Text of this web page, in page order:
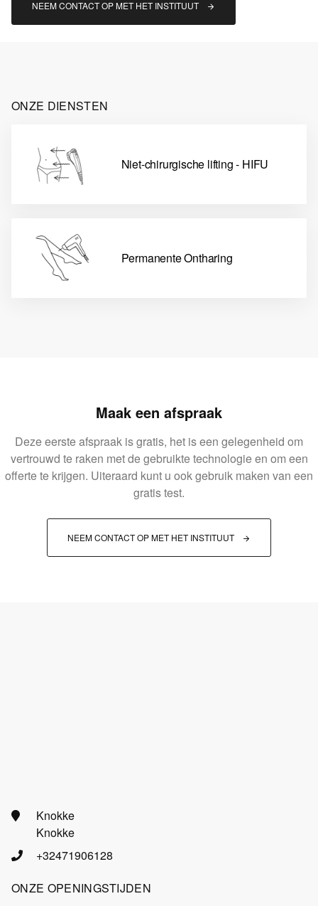
NEEM CONTACT OP MET HET INSTITUUT
ONZE DIENSTEN
Niet-chirurgische lifting - HIFU
Permanente Ontharing
Maak een afspraak
Deze eerste afspraak is gratis, het is een gelegenheid om
vertrouwd te raken met de gebruikte technologie en om een
offerte te krijgen. Uiteraard kunt u ook gebruik maken van een
gratis test.
NEEM CONTACT OP MET HET INSTITUUT
Knokke
Knokke
+32471906128
ONZE OPENINGSTIJDEN